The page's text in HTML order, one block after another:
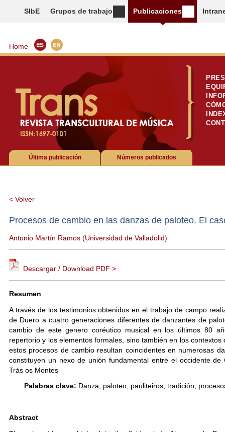
SIbE Grupos de trabajo Publicaciones
Home
Números publicados
Última publicación
< Volver
Procesos de cambio en las danzas de paloteo. El
Antonio Martín Ramos (Universidad de Valladolid)
Descargar / Download PDF >
Resumen
A través de los testimonios obtenidos en el trabajo de campo
de Duero a cuatro generaciones diferentes de danzantes de
cambio de este genero coréutico musical en los últimos 80
repertorio y los elementos formales, sino también en los
estos procesos de cambio resultan coincidentes en numerosas
constituyen un nexo de unión fundamental entre el occidente
Trás os Montes
Palabras clave: Danza, paloteo, pauliteiros, tradición,
Abstract